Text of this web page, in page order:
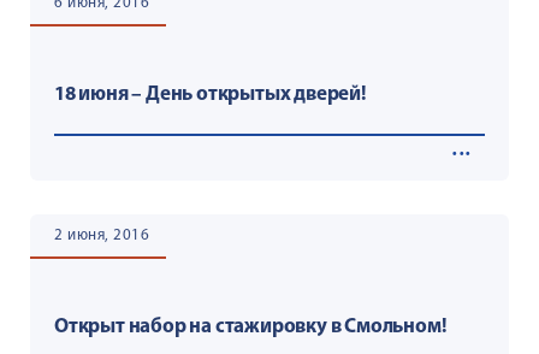
18 июня – День открытых дверей!
Открыт набор на стажировку в Смольном!
2 июня, 2016